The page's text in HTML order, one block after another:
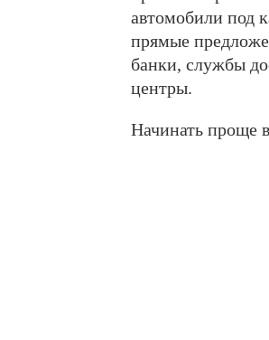
автомобили под
прямые
банки, службы
центры.
Начинать проще